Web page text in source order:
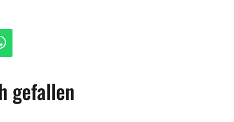
gefallen